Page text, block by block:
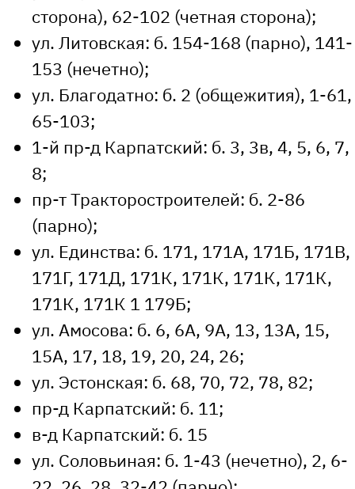
сторона), 62-102 (четная сторона);
ул. Литовская: б. 154-168 (парно), 141-
153 (нечетно);
ул. Благодатно: б. 2 (общежития), 1-61,
65-103;
1-й пр-д Карпатский: б. 3, 3в, 4, 5, 6, 7,
8;
пр-т Тракторостроителей: б. 2-86
(парно);
ул. Единства: б. 171, 171А, 171Б, 171В,
171Г, 171Д, 171К, 171К, 171К, 171К,
171К, 171К 1 179Б;
ул. Амосова: б. 6, 6А, 9А, 13, 13А, 15,
15А, 17, 18, 19, 20, 24, 26;
ул. Эстонская: б. 68, 70, 72, 78, 82;
пр-д Карпатский: б. 11;
в-д Карпатский: б. 15
ул. Соловьиная: б. 1-43 (нечетно), 2, 6-